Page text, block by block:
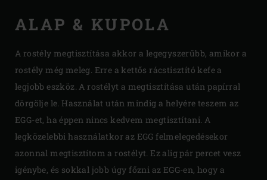
ALAP & KUPOLA
A rostély megtisztítása akkor a legegyszerűbb, amikor a
rostély még meleg. Erre a kettős rácstisztító kefe a
legjobb eszköz. A rostélyt a megtisztítása után papírral
dörgölje le. Használat után mindig a helyére teszem az
EGG-et, ha éppen nincs kedvem megtisztítani. A
legközelebbi használatkor az EGG felmelegedésekor
azonnal megtisztítom a rostélyt. Ez alig pár percet vesz
igénybe, és sokkal jobb úgy főzni az EGG-en, hogy a